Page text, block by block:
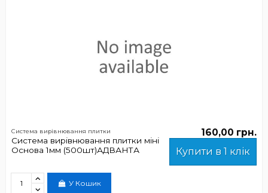
Система вирівнювання плитки
Система вирівнювання плитки міні
Основа 1мм (500шт)АДВАНТА
160,00 грн.
Купити в 1 клік
У Кошик